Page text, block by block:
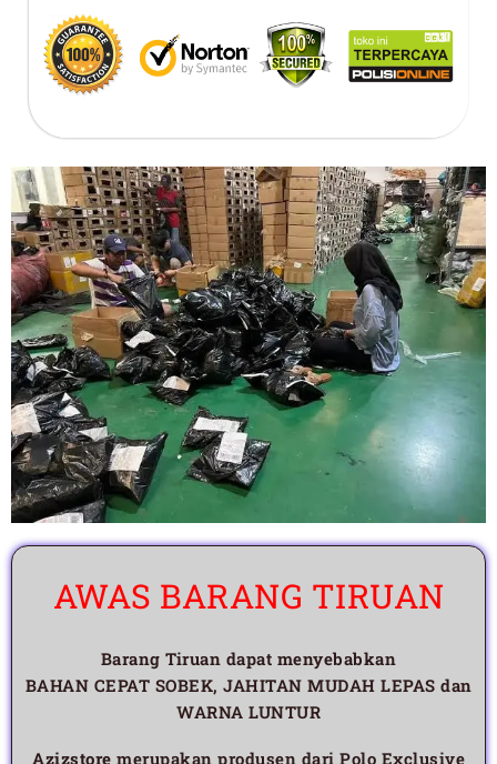
AWAS BARANG TIRUAN
Barang Tiruan dapat menyebabkan
BAHAN CEPAT SOBEK, JAHITAN MUDAH LEPAS dan
WARNA LUNTUR
Azizstore merupakan produsen dari Polo Exclusive